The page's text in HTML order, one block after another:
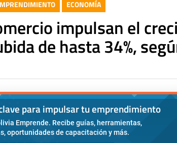
ECONOMÍA
impulsan el
de hasta 34%,
para impulsar tu emprendimiento
Emprende. Recibe guías, herramientas,
oportunidades de capacitación y más.